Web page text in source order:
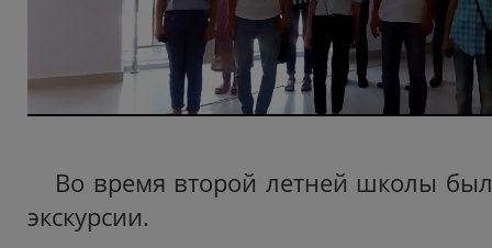
Во время второй летней школы
экскурсии.